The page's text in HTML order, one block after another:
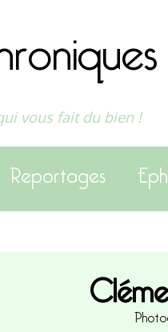
vous fait du bien !
Reportages